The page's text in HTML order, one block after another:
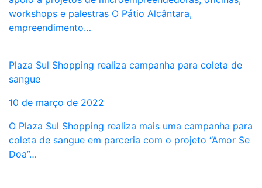
workshops e palestras O Pátio Alcântara,
empreendimento…
Plaza Sul Shopping realiza campanha para coleta de
sangue
10 de março de 2022
O Plaza Sul Shopping realiza mais uma campanha para
coleta de sangue em parceria com o projeto “Amor Se
Doa”…